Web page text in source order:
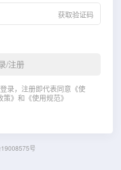
获取验证码
/注册
录，注册即代表同意 《使
策》 和 《使用规范》
号